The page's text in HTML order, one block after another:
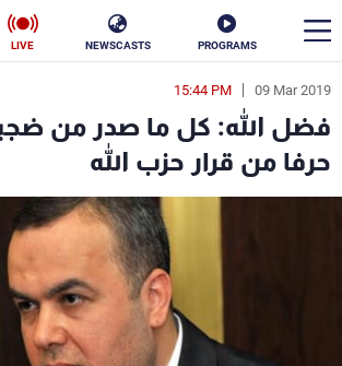
PROGRAMS
NEWSCASTS
LIVE
09 Mar 2019
15:44 PM
فضل الله: كل ما صدر من
حرفا من قرار حزب الله
en
الأخبار
سياسة ناس
فن
رياضة
كأس العالم